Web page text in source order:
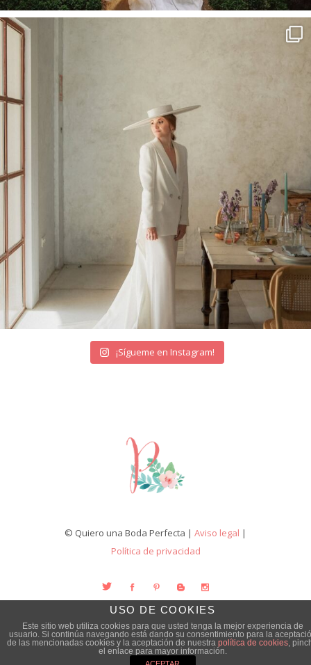
¡Sígueme en Instagram!
© Quiero una Boda Perfecta | Aviso legal |
Política de privacidad
USO DE COOKIES
Este sitio web utiliza cookies para que usted tenga la mejor experiencia de
usuario. Si continúa navegando está dando su consentimiento para la
de las mencionadas cookies y la aceptación de nuestra política de cookies,
el enlace para mayor información.